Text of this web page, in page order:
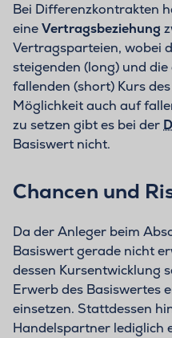
Bei Differenzkontrakten
eineVertragsbeziehung
Vertragsparteien, wobei
steigenden (long) und
fallenden (short) Kurs
Möglichkeit auch auf
zu setzen gibt es bei der
Basiswert nicht.
Chancen und
Da der Anleger beim
Basiswert gerade nicht
dessen Kursentwicklung
Erwerb des Basiswertes
einsetzen. Stattdessen
Handelspartner lediglich